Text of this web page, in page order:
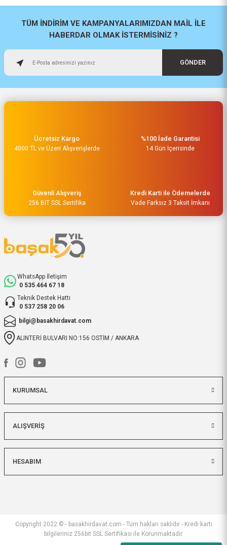
TÜM İNDİRİM VE KAMPANYALARIMIZDAN MAİL İLE
HABERDAR OLMAK İSTERMİSİNİZ ?
GÖNDER
Ücretsiz Kargo
4000 TL ve Üzeri Alışverişlerde
%100 İade Garantisi
14 Gün İçerisinde
Güvenli Alışveriş
256 BIT SSL Sertifika
Kredi Karti ile Ödemelerde
Vade Farksız 3 Taksit İmkanı
WhatsApp İletişim
0 535 464 67 18
Teknik Destek Hattı
0 537 258 20 06
bilgi@basakhirdavat.com
ALINTERİ BULVARI NO:156 OSTİM / ANKARA
KURUMSAL
ALIŞVERİŞ
HESABIM
Copyright 2022 © - basakhirdavat.com - Tüm hakları saklıdır - Kredi kartı
bilgileriniz 256bit SSL Sertifikası ile Korunmaktadır.